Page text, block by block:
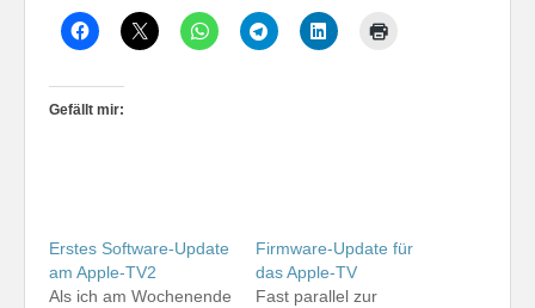
Gefällt mir:
Erstes Software-Update
am Apple-TV2
Als ich am Wochenende
Firmware-Update für
das Apple-TV
Fast parallel zur